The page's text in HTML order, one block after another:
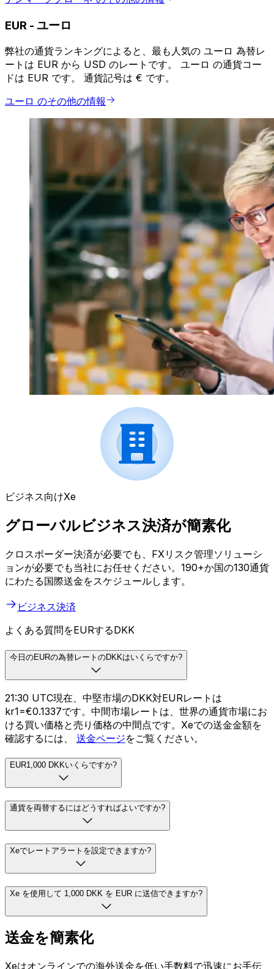
EUR - ユーロ
弊社の通貨ランキングによると、最も人気の ユーロ 為替レ
ートは EUR から USD のレートです。 ユーロ の通貨コー
ドは EUR です。 通貨記号は € です。
ユーロ のその他の情報
ビジネス向けXe
グローバルビジネス決済が簡素化
クロスボーダー決済が必要でも、FXリスク管理ソリューシ
ョンが必要でも当社にお任せください。190+か国の130通貨
にわたる国際送金をスケジュールします。
ビジネス決済
よくある質問をEURするDKK
今日のEURの為替レートのDKKはいくらですか?
21:30 UTC現在、中堅市場のDKK対EURレートは
kr1=€0.1337です。中間市場レートは、世界の通貨市場にお
ける買い価格と売り価格の中間点です。Xeでの送金金額を
確認するには、 送金ページをご覧ください。
EUR1,000 DKKいくらですか?
通貨を両替するにはどうすればよいですか?
Xeでレートアラートを設定できますか?
Xe を使用して 1,000 DKK を EUR に送信できますか?
送金を簡素化
Xeはオンラインでの海外送金を低い手数料で迅速にお手伝